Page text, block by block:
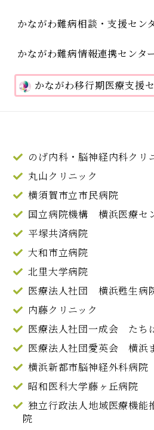
かながわ難病相談・支援セン
かながわ難病情報連携センタ
かながわ移行期医療支援
のげ内科・脳神経内科クリ
丸山クリニック
横須賀市立市民病院
国立病院機構 横浜医療セ
平塚共済病院
大和市立病院
北里大学病院
医療法人社団 横浜甦生病
内藤クリニック
医療法人社団一成会 たち
医療法人社団愛英会 横浜
横浜新都市脳神経外科病院
昭和医科大学藤ヶ丘病院
独立行政法人地域医療機
院